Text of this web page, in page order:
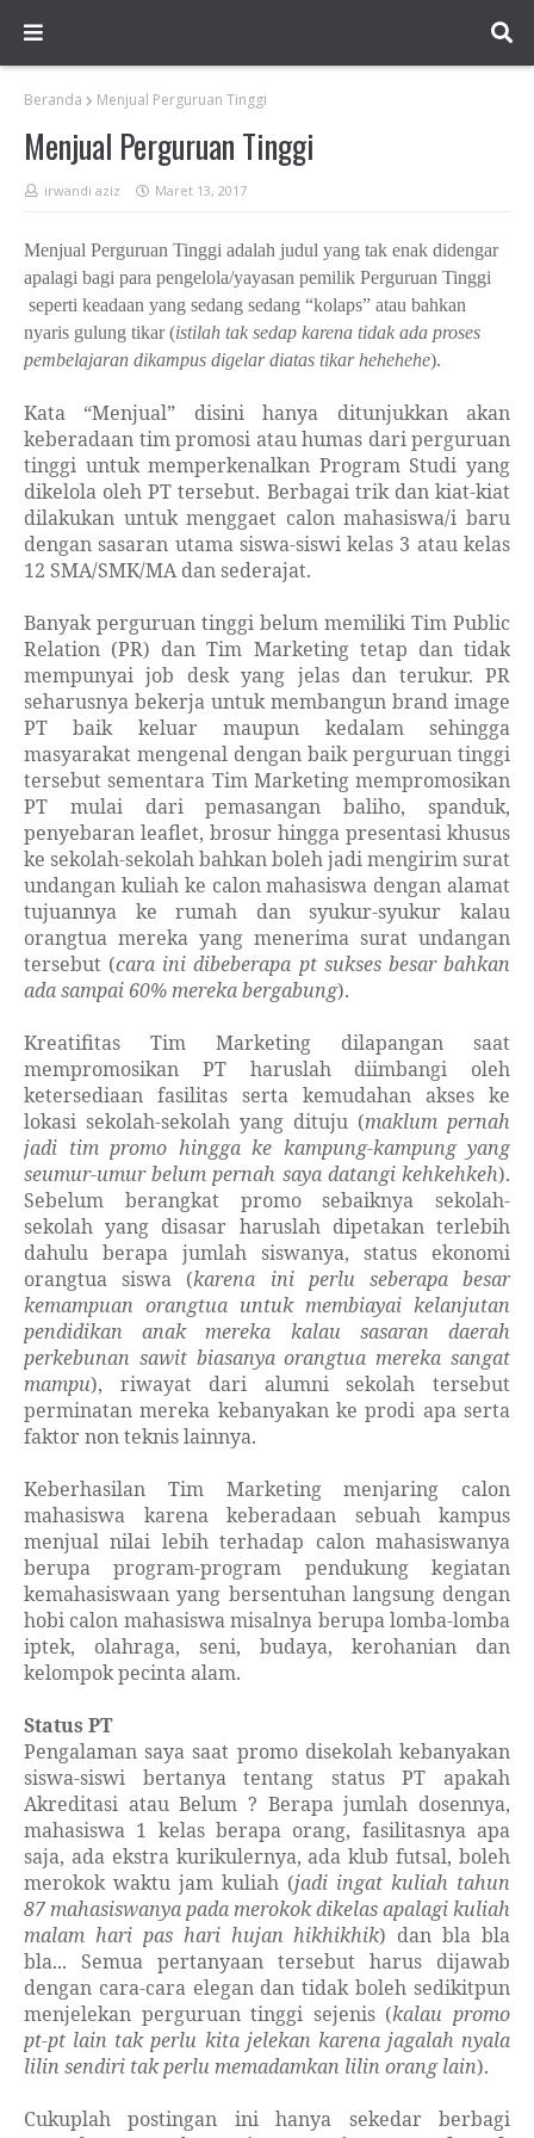
Beranda Menjual Perguruan Tinggi
Menjual Perguruan Tinggi
irwandi aziz Maret 13, 2017
Menjual Perguruan Tinggi adalah judul yang tak enak didengar
apalagi bagi para pengelola/yayasan pemilik Perguruan Tinggi
seperti keadaan yang sedang sedang “kolaps” atau bahkan
nyaris gulung tikar (istilah tak sedap karena tidak ada proses
pembelajaran dikampus digelar diatas tikar hehehehe).
Kata “Menjual” disini hanya ditunjukkan akan
keberadaan tim promosi atau humas dari perguruan
tinggi untuk memperkenalkan Program Studi yang
dikelola oleh PT tersebut. Berbagai trik dan kiat-kiat
dilakukan untuk menggaet calon mahasiswa/i baru
dengan sasaran utama siswa-siswi kelas 3 atau kelas
12 SMA/SMK/MA dan sederajat.
Banyak perguruan tinggi belum memiliki Tim Public
Relation (PR) dan Tim Marketing tetap dan tidak
mempunyai job desk yang jelas dan terukur. PR
seharusnya bekerja untuk membangun brand image
PT baik keluar maupun kedalam sehingga
masyarakat mengenal dengan baik perguruan tinggi
tersebut sementara Tim Marketing mempromosikan
PT mulai dari pemasangan baliho, spanduk,
penyebaran leaflet, brosur hingga presentasi khusus
ke sekolah-sekolah bahkan boleh jadi mengirim surat
undangan kuliah ke calon mahasiswa dengan alamat
tujuannya ke rumah dan syukur-syukur kalau
orangtua mereka yang menerima surat undangan
tersebut (cara ini dibeberapa pt sukses besar bahkan
ada sampai 60% mereka bergabung).
Kreatifitas Tim Marketing dilapangan saat
mempromosikan PT haruslah diimbangi oleh
ketersediaan fasilitas serta kemudahan akses ke
lokasi sekolah-sekolah yang dituju (maklum pernah
jadi tim promo hingga ke kampung-kampung yang
seumur-umur belum pernah saya datangi kehkehkeh).
Sebelum berangkat promo sebaiknya sekolah-
sekolah yang disasar haruslah dipetakan terlebih
dahulu berapa jumlah siswanya, status ekonomi
orangtua siswa (karena ini perlu seberapa besar
kemampuan orangtua untuk membiayai kelanjutan
pendidikan anak mereka kalau sasaran daerah
perkebunan sawit biasanya orangtua mereka sangat
mampu), riwayat dari alumni sekolah tersebut
perminatan mereka kebanyakan ke prodi apa serta
faktor non teknis lainnya.
Keberhasilan Tim Marketing menjaring calon
mahasiswa karena keberadaan sebuah kampus
menjual nilai lebih terhadap calon mahasiswanya
berupa program-program pendukung kegiatan
kemahasiswaan yang bersentuhan langsung dengan
hobi calon mahasiswa misalnya berupa lomba-lomba
iptek, olahraga, seni, budaya, kerohanian dan
kelompok pecinta alam.
Status PT
Pengalaman saya saat promo disekolah kebanyakan
siswa-siswi bertanya tentang status PT apakah
Akreditasi atau Belum ? Berapa jumlah dosennya,
mahasiswa 1 kelas berapa orang, fasilitasnya apa
saja, ada ekstra kurikulernya, ada klub futsal, boleh
merokok waktu jam kuliah (jadi ingat kuliah tahun
87 mahasiswanya pada merokok dikelas apalagi kuliah
malam hari pas hari hujan hikhikhik) dan bla bla
bla... Semua pertanyaan tersebut harus dijawab
dengan cara-cara elegan dan tidak boleh sedikitpun
menjelekan perguruan tinggi sejenis (kalau promo
pt-pt lain tak perlu kita jelekan karena jagalah nyala
lilin sendiri tak perlu memadamkan lilin orang lain).
Cukuplah postingan ini hanya sekedar berbagi